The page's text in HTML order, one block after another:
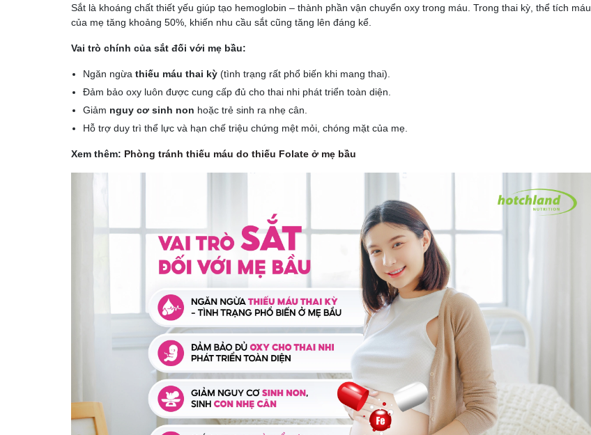
Sắt là khoáng chất thiết yếu giúp tạo hemoglobin – thành phần vận chuyển oxy trong máu. Trong thai kỳ, thể tích máu
của mẹ tăng khoảng 50%, khiến nhu cầu sắt cũng tăng lên đáng kể.
Vai trò chính của sắt đối với mẹ bầu:
Ngăn ngừa thiếu máu thai kỳ (tình trạng rất phổ biến khi mang thai).
Đảm bảo oxy luôn được cung cấp đủ cho thai nhi phát triển toàn diện.
Giảm nguy cơ sinh non hoặc trẻ sinh ra nhẹ cân.
Hỗ trợ duy trì thể lực và hạn chế triệu chứng mệt mỏi, chóng mặt của mẹ.
Xem thêm: Phòng tránh thiếu máu do thiếu Folate ở mẹ bầu